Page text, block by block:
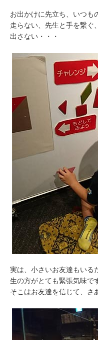
お出かけに先立ち、いつも
走らない、先生と手を繋ぐ
出さない・・・
実は、小さいお友達もいる
生の方がとても緊張気味で
そこはお友達を信じて、さ